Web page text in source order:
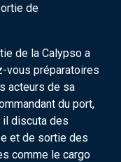
de
de la Calypso a
vous préparatoires
acteurs de sa
du port,
il discuta des
et de sortie des
comme le cargo